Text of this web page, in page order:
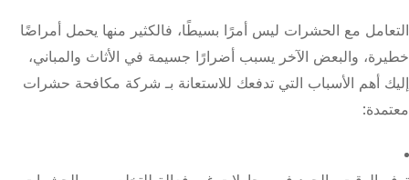
التعامل مع الحشرات ليس أمرًا بسيطًا، فالكثير منها يحمل أمراضًا
خطيرة، والبعض الآخر يسبب أضرارًا جسيمة في الأثاث والمباني،
إليك أهم الأسباب التي تدفعك للاستعانة بـ شركة مكافحة حشرات
معتمدة: